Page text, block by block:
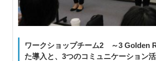
ワークショップチーム2 ～3 Golden
た導入と、3つのコミュニケーション